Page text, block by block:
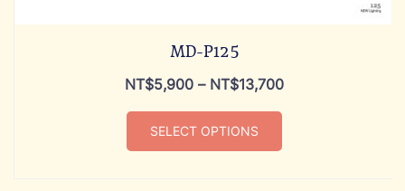
MD-P125
NT$5,900 – NT$13,700
SELECT OPTIONS